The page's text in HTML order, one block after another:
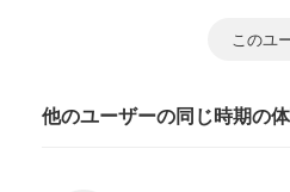
このユ
他のユーザーの同じ時期の